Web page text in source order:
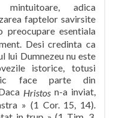
mintuitoare, adica
faptelor savirsite
preocupare esentiala
Desi credinta ca
lui Dumnezeu nu este
istorice, totusi
face parte din
Hristos n-a inviat,
» (1 Cor. 15, 14).